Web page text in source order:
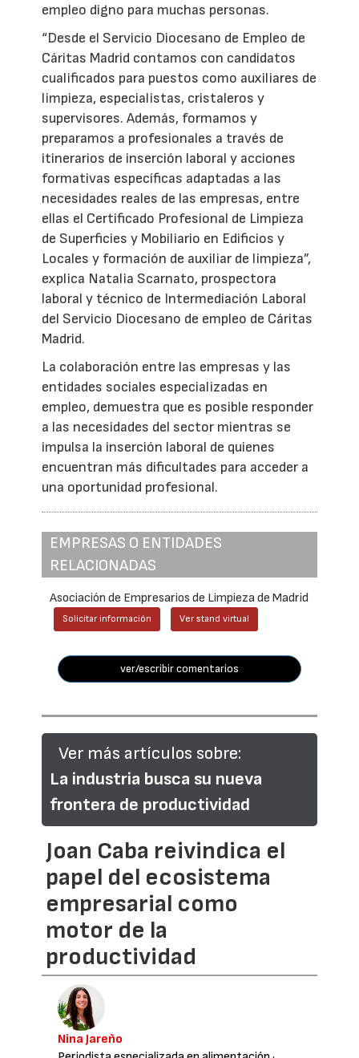
empleo digno para muchas personas.
“Desde el Servicio Diocesano de Empleo de
Cáritas Madrid contamos con candidatos
cualificados para puestos como auxiliares de
limpieza, especialistas, cristaleros y
supervisores. Además, formamos y
preparamos a profesionales a través de
itinerarios de inserción laboral y acciones
formativas específicas adaptadas a las
necesidades reales de las empresas, entre
ellas el Certificado Profesional de Limpieza
de Superficies y Mobiliario en Edificios y
Locales y formación de auxiliar de limpieza”,
explica Natalia Scarnato, prospectora
laboral y técnico de Intermediación Laboral
del Servicio Diocesano de empleo de Cáritas
Madrid.
La colaboración entre las empresas y las
entidades sociales especializadas en
empleo, demuestra que es posible responder
a las necesidades del sector mientras se
impulsa la inserción laboral de quienes
encuentran más dificultades para acceder a
una oportunidad profesional.
EMPRESAS O ENTIDADES
RELACIONADAS
Asociación de Empresarios de Limpieza de Madrid
Solicitar información Ver stand virtual
ver/escribir comentarios
Ver más artículos sobre:
La industria busca su nueva
frontera de productividad
Joan Caba reivindica el
papel del ecosistema
empresarial como
motor de la
productividad
Nina Jareño